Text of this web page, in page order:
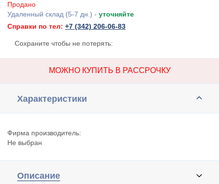
Продано
Удаленный склад (5-7 дн.) - уточняйте
Справки по тел: +7 (342) 206-06-83
Сохраните чтобы не потерять:
МОЖНО КУПИТЬ В РАССРОЧКУ
Характеристики
Фирма производитель:
Не выбран
Описание